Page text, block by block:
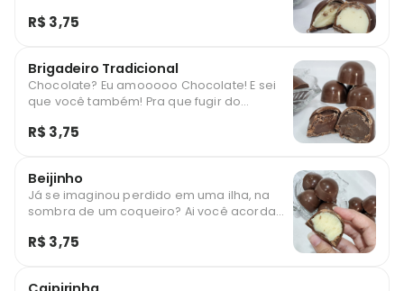
brigadeiro branco, mas é só até
R$ 3,75
Brigadeiro Tradicional
Chocolate? Eu amooooo Chocolate! E sei
que você também! Pra que fugir do
experimentar! Mas esse chocolate...
R$ 3,75
Beijinho
Já se imaginou perdido em uma ilha, na
sombra de um coqueiro? Ai você acorda
desse te esperando! Também conhecido
R$ 3,75